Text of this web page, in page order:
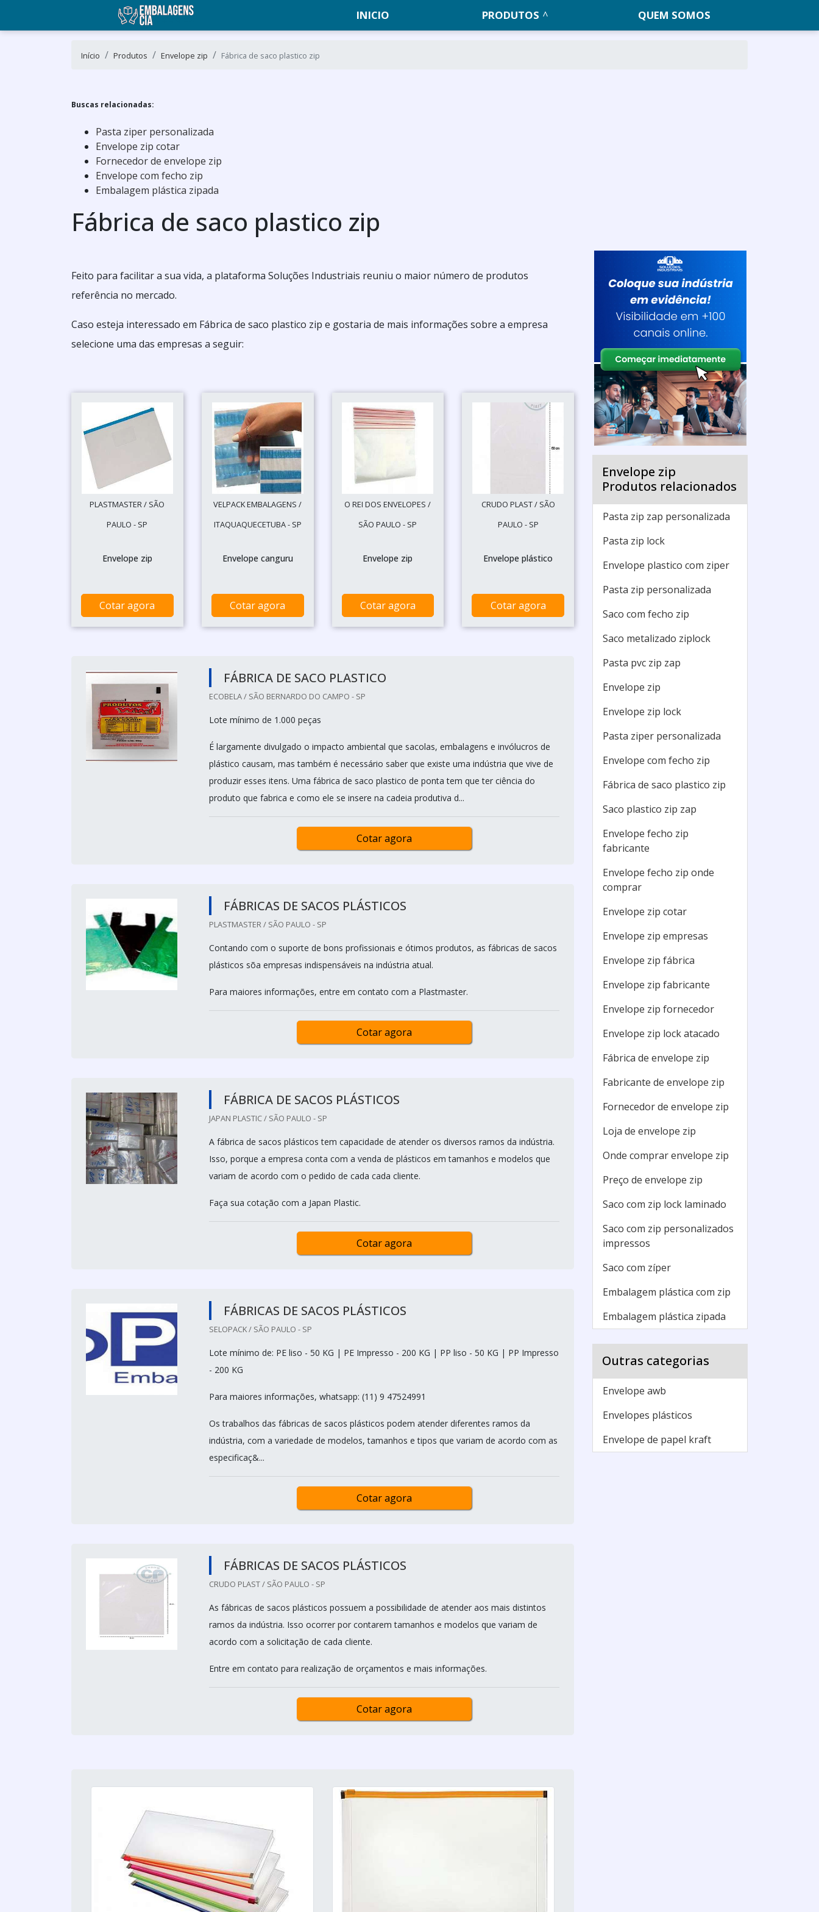
INICIO PRODUTOS QUEM SOMOS
Início Produtos Envelope zip Fábrica de saco plastico zip
Buscas relacionadas:
Pasta ziper personalizada
Envelope zip cotar
Fornecedor de envelope zip
Envelope com fecho zip
Embalagem plástica zipada
Fábrica de saco plastico zip
Feito para facilitar a sua vida, a plataforma Soluções Industriais reuniu o maior número de produtos
referência no mercado.
Caso esteja interessado em Fábrica de saco plastico zip e gostaria de mais informações sobre a empresa
selecione uma das empresas a seguir:
PLASTMASTER / SÃO
PAULO - SP
Envelope zip
Cotar agora
VELPACK EMBALAGENS /
ITAQUAQUECETUBA - SP
Envelope canguru
Cotar agora
O REI DOS ENVELOPES /
SÃO PAULO - SP
Envelope zip
Cotar agora
CRUDO PLAST / SÃO
PAULO - SP
Envelope plástico
Cotar agora
FÁBRICA DE SACO PLASTICO
ECOBELA / SÃO BERNARDO DO CAMPO - SP
Lote mínimo de 1.000 peças
É largamente divulgado o impacto ambiental que sacolas, embalagens e invólucros de
plástico causam, mas também é necessário saber que existe uma indústria que vive de
produzir esses itens. Uma fábrica de saco plastico de ponta tem que ter ciência do
produto que fabrica e como ele se insere na cadeia produtiva d...
Cotar agora
FÁBRICAS DE SACOS PLÁSTICOS
PLASTMASTER / SÃO PAULO - SP
Contando com o suporte de bons profissionais e ótimos produtos, as fábricas de sacos
plásticos sõa empresas indispensáveis na indústria atual.
Para maiores informações, entre em contato com a Plastmaster.
Cotar agora
FÁBRICA DE SACOS PLÁSTICOS
JAPAN PLASTIC / SÃO PAULO - SP
A fábrica de sacos plásticos tem capacidade de atender os diversos ramos da indústria.
Isso, porque a empresa conta com a venda de plásticos em tamanhos e modelos que
variam de acordo com o pedido de cada cada cliente.
Faça sua cotação com a Japan Plastic.
Cotar agora
FÁBRICAS DE SACOS PLÁSTICOS
SELOPACK / SÃO PAULO - SP
Lote mínimo de: PE liso - 50 KG | PE Impresso - 200 KG | PP liso - 50 KG | PP Impresso
- 200 KG
Para maiores informações, whatsapp: (11) 9 47524991
Os trabalhos das fábricas de sacos plásticos podem atender diferentes ramos da
indústria, com a variedade de modelos, tamanhos e tipos que variam de acordo com as
especificaç&...
Cotar agora
FÁBRICAS DE SACOS PLÁSTICOS
CRUDO PLAST / SÃO PAULO - SP
As fábricas de sacos plásticos possuem a possibilidade de atender aos mais distintos
ramos da indústria. Isso ocorrer por contarem tamanhos e modelos que variam de
acordo com a solicitação de cada cliente.
Entre em contato para realização de orçamentos e mais informações.
Cotar agora
Envelope zip
Produtos relacionados
Pasta zip zap personalizada
Pasta zip lock
Envelope plastico com ziper
Pasta zip personalizada
Saco com fecho zip
Saco metalizado ziplock
Pasta pvc zip zap
Envelope zip
Envelope zip lock
Pasta ziper personalizada
Envelope com fecho zip
Fábrica de saco plastico zip
Saco plastico zip zap
Envelope fecho zip
fabricante
Envelope fecho zip onde
comprar
Envelope zip cotar
Envelope zip empresas
Envelope zip fábrica
Envelope zip fabricante
Envelope zip fornecedor
Envelope zip lock atacado
Fábrica de envelope zip
Fabricante de envelope zip
Fornecedor de envelope zip
Loja de envelope zip
Onde comprar envelope zip
Preço de envelope zip
Saco com zip lock laminado
Saco com zip personalizados
impressos
Saco com zíper
Embalagem plástica com zip
Embalagem plástica zipada
Outras categorias
Envelope awb
Envelopes plásticos
Envelope de papel kraft